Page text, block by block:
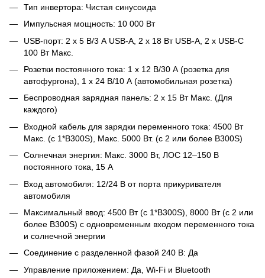
Тип инвертора: Чистая синусоида
Импульсная мощность: 10 000 Вт
USB-порт: 2 x 5 В/3 А USB-A, 2 x 18 Вт USB-A, 2 x USB-C
100 Вт Макс.
Розетки постоянного тока: 1 x 12 В/30 А (розетка для
автофургона), 1 x 24 В/10 А (автомобильная розетка)
Беспроводная зарядная панель: 2 х 15 Вт Макс. (Для
каждого)
Входной кабель для зарядки переменного тока: 4500 Вт
Макс. (с 1*B300S), Макс. 5000 Вт. (с 2 или более B300S)
Солнечная энергия: Макс. 3000 Вт, ЛОС 12–150 В
постоянного тока, 15 А
Вход автомобиля: 12/24 В от порта прикуривателя
автомобиля
Максимальный ввод: 4500 Вт (с 1*B300S), 8000 Вт (с 2 или
более B300S) с одновременным входом переменного тока
и солнечной энергии
Соединение с разделенной фазой 240 В: Да
Управление приложением: Да, Wi-Fi и Bluetooth